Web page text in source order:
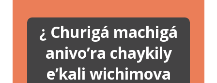
¿ Churigá machigá
anivo’ra chaykily
e’kali wichimova